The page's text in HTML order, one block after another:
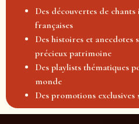
Des découvertes de
françaises
Des histoires et
précieux patrimoine
Des playlists thématiques
monde
Des promotions exclusives